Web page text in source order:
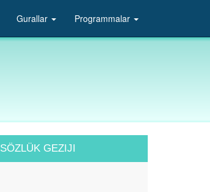
Gurallar Programmalar
SÖZLÜK GEZIJI